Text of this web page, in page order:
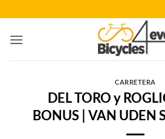
al
contenido
CARRETERA
DEL TORO y
BONUS | VAN UDEN